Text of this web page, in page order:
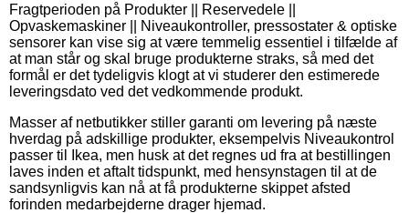
Fragtperioden på Produkter || Reservedele ||
Opvaskemaskiner || Niveaukontroller, pressostater & optiske
sensorer kan vise sig at være temmelig essentiel i tilfælde af
at man står og skal bruge produkterne straks, så med det
formål er det tydeligvis klogt at vi studerer den estimerede
leveringsdato ved det vedkommende produkt.
Masser af netbutikker stiller garanti om levering på næste
hverdag på adskillige produkter, eksempelvis Niveaukontrol
passer til Ikea, men husk at det regnes ud fra at bestillingen
laves inden et aftalt tidspunkt, med hensynstagen til at de
sandsynligvis kan nå at få produkterne skippet afsted
forinden medarbejderne drager hjemad.